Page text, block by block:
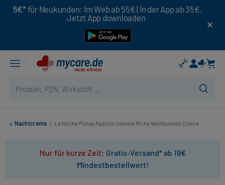
5€* für Neukunden: Im Web ab 55€ | In der App ab 35€.
Jetzt App downloaden
Nachtcreme / La Roche Posay Nutritic Intense Riche Wohltuende Creme
Nur für kurze Zeit: Gratis-Versand* ab 19€
Mindestbestellwert!